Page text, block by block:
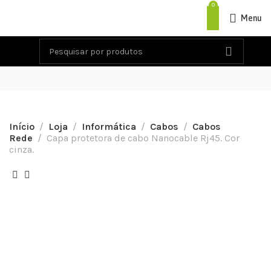
0
Menu
Início Loja Informática Cabos
Cabos
Rede
Capa protetora de cabo Nanocable Rj45. Cor
cinza.